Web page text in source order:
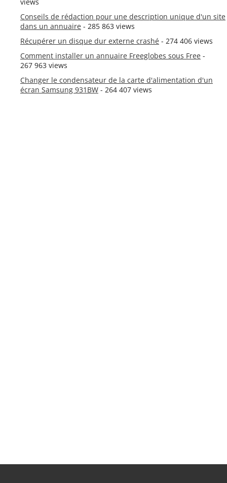
Conseils de rédaction pour une description unique d'un site
dans un annuaire - 285 863 views
Récupérer un disque dur externe crashé - 274 406 views
Comment installer un annuaire Freeglobes sous Free -
267 963 views
Changer le condensateur de la carte d'alimentation d'un
écran Samsung 931BW - 264 407 views